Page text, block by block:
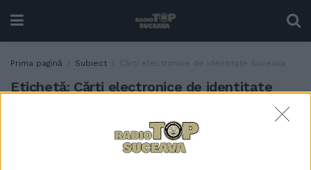
Prima pagină Subiect Cărți electronice de identitate Suceava
Etichetă: Cărți electronice de identitate
Suceava. Fonduri pentru
aparatura necesară pentru